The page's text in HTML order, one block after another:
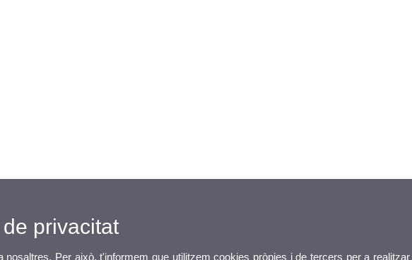
privacitat
nosaltres. Per això, t'informem que utilitzem cookies pròpies i de tercers per a realitzar